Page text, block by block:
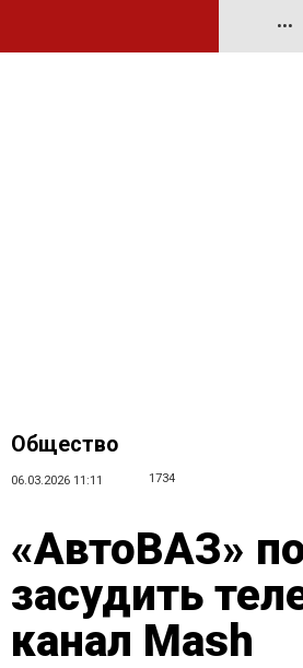
•••
Общество
06.03.2026 11:11 1734
«АвтоВАЗ»
засудить
канал Mash